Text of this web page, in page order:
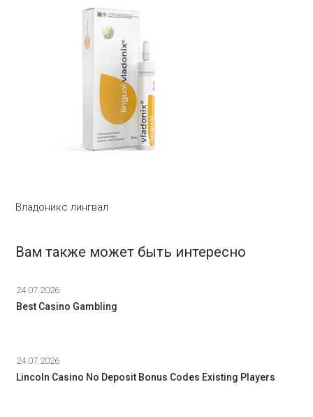
Владоникс лингвал
Вам также может быть интересно
24.07.2026
Best Casino Gambling
24.07.2026
Lincoln Casino No Deposit Bonus Codes Existing Players